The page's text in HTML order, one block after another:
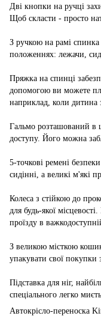
Дві кнопки на ручці
Щоб скласти - просто
З ручкою на рамі
положеннях: лежачи,
Пряжка на спинці
допомогою ви можете
наприклад, коли дитина
Гальмо розташований в
доступу. Його можна
5-точкові ремені
сидінні, а великі м'які
Колеса з стійкою до
для будь-якої
проїзду в
З великою місткою
упакувати свої покупки
Підставка для ніг,
спеціального легко
Автокрісло-переноска